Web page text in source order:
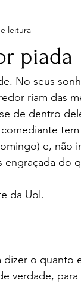
piada
leitura
No seus
riam das
de dentro
e, não
do
da Uol.
o quanto
verdade,